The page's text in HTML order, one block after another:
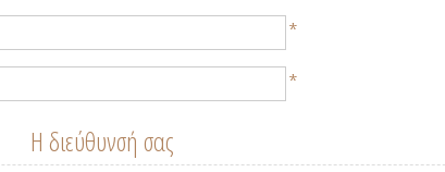
*
*
Η διεύθυνσή σας